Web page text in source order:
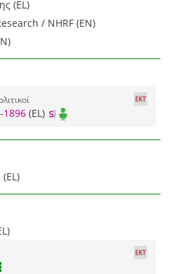
(EL)
/ NHRF (EN)
1896 (EL)